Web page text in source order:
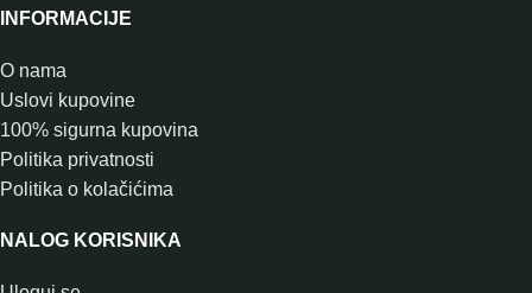
INFORMACIJE
O nama
Uslovi kupovine
100% sigurna kupovina
Politika privatnosti
Politika o kolačićima
NALOG KORISNIKA